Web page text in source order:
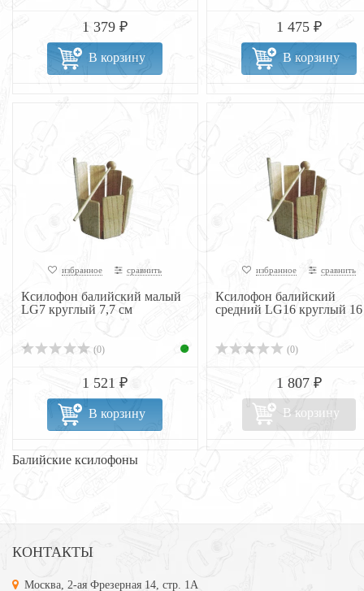
1 379 ₽
В корзину
1 475 ₽
В корзину
избранное сравнить
Ксилофон балийский малый
LG7 круглый 7,7 см
(0)
1 521 ₽
В корзину
избранное сравнить
Ксилофон балийский
средний LG16 круглый
(0)
1 807 ₽
В корзину
Балийские ксилофоны
КОНТАКТЫ
Москва, 2-ая Фрезерная 14, стр. 1А